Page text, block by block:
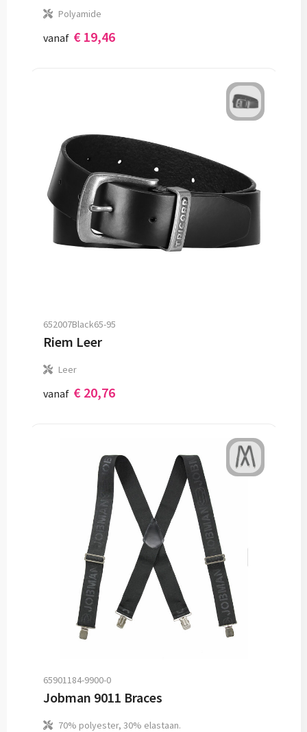
Polyamide
vanaf € 19,46
652007Black65-95
Riem Leer
Leer
vanaf € 20,76
65901184-9900-0
Jobman 9011 Braces
70% polyester, 30% elastaan.